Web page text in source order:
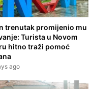
trenutak promijenio mu
Turista u Novom
hitno traži pomoć
ago